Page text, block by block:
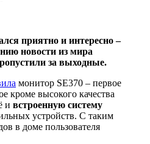
приятно и интересно –
новости из мира
за выходные.
монитор SE370 – первое
кроме высокого качества
и встроенную систему
устройств. С таким
в доме пользователя